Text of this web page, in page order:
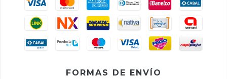
FORMAS DE ENVÍO